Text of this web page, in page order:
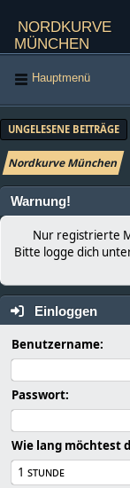
Nordkurve
München
Hauptmenü
UNGELESENE BEITRÄGE
Nordkurve München
Warnung!
Nur registrierte
Bitte logge dich
Einloggen
Benutzername:
Passwort:
Wie lang möchtest